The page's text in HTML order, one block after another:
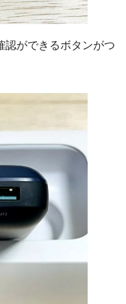
認ができるボタンがつ